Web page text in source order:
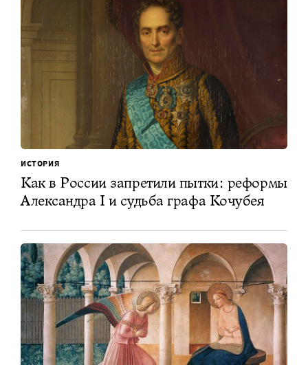
ИСТОРИЯ
Как в России запретили пытки: реформы
Александра I и судьба графа Кочубея